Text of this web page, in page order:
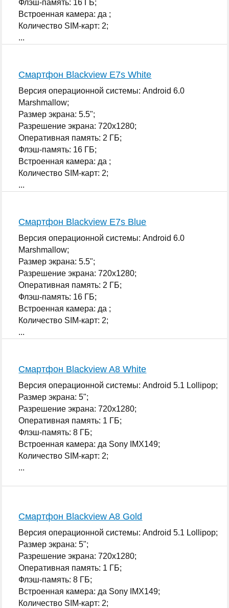
Флэш-память: 16 ГБ;
Встроенная камера: да ;
Количество SIM-карт: 2;
...
Смартфон Blackview E7s White
Версия операционной системы: Android 6.0
Marshmallow;
Размер экрана: 5.5";
Разрешение экрана: 720x1280;
Оперативная память: 2 ГБ;
Флэш-память: 16 ГБ;
Встроенная камера: да ;
Количество SIM-карт: 2;
...
Смартфон Blackview E7s Blue
Версия операционной системы: Android 6.0
Marshmallow;
Размер экрана: 5.5";
Разрешение экрана: 720x1280;
Оперативная память: 2 ГБ;
Флэш-память: 16 ГБ;
Встроенная камера: да ;
Количество SIM-карт: 2;
...
Смартфон Blackview A8 White
Версия операционной системы: Android 5.1 Lollipop;
Размер экрана: 5";
Разрешение экрана: 720x1280;
Оперативная память: 1 ГБ;
Флэш-память: 8 ГБ;
Встроенная камера: да Sony IMX149;
Количество SIM-карт: 2;
...
Смартфон Blackview A8 Gold
Версия операционной системы: Android 5.1 Lollipop;
Размер экрана: 5";
Разрешение экрана: 720x1280;
Оперативная память: 1 ГБ;
Флэш-память: 8 ГБ;
Встроенная камера: да Sony IMX149;
Количество SIM-карт: 2;